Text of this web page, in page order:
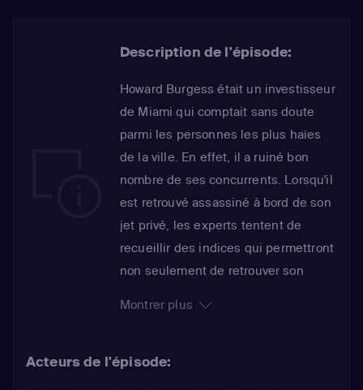
Description de l'épisode:
Howard Burgess était un investisseur
de Miami qui comptait sans doute
parmi les personnes les plus haïes
de la ville. En effet, il a ruiné bon
nombre de ses concurrents. Lorsqu'il
est retrouvé assassiné à bord de son
jet privé, les experts tentent de
recueillir des indices qui permettront
non seulement de retrouver son
circonstances du décès. Les
avaient les moyens de mettre ce
Montrer plus
Acteurs de l'épisode: